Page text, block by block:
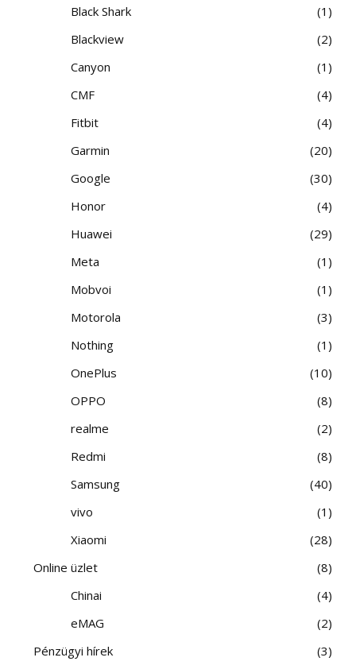
Black Shark
1
Blackview
2
Canyon
1
CMF
4
Fitbit
4
Garmin
20
Google
30
Honor
4
Huawei
29
Meta
1
Mobvoi
1
Motorola
3
Nothing
1
OnePlus
10
OPPO
8
realme
2
Redmi
8
Samsung
40
vivo
1
Xiaomi
28
Online üzlet
8
Chinai
4
eMAG
2
Pénzügyi hírek
3